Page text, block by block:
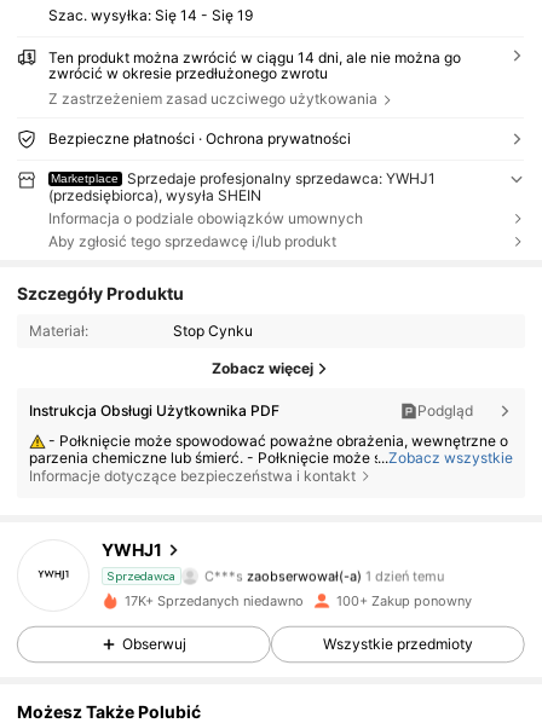
Szac. wysyłka: Się 14 - Się 19
Ten produkt można zwrócić w ciągu 14 dni, ale nie można go
zwrócić w okresie przedłużonego zwrotu
Z zastrzeżeniem zasad uczciwego użytkowania
Bezpieczne płatności · Ochrona prywatności
Marketplace
Sprzedaje profesjonalny sprzedawca: YWHJ1
(przedsiębiorca), wysyła SHEIN
Informacja o podziale obowiązków umownych
Aby zgłosić tego sprzedawcę i/lub produkt
Szczegóły Produktu
Materiał: Stop Cynku
Zobacz więcej
Instrukcja Obsługi Użytkownika PDF
Podgląd
- Połknięcie może spowodować poważne obrażenia, wewnętrzne o
parzenia chemiczne lub śmierć. - Połknięcie może spowodować powa
żne oparzenia w ciągu zaledwie 2 godzin. - W przypadku połknięcia ba
pieczona.
...Zobacz wszystkie
Informacje dotyczące bezpieczeństwa i kontakt
YWHJ1
Sprzedawca
m***i przegląda
4,51
446 Obserwujący
4,51 446 Obserwujący
17K+ Sprzedanych niedawno 100+ Zakup ponowny
Obserwuj Wszystkie przedmioty
Możesz Także Polubić